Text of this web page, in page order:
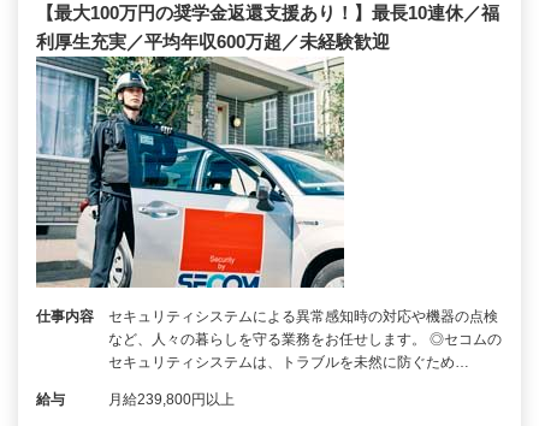
【最大100万円の奨学金返還支援あり！】最長10連休／福
利厚生充実／平均年収600万超／未経験歓迎
仕事内容
セキュリティシステムによる異常感知時の対応や機器の点検
など、人々の暮らしを守る業務をお任せします。 ◎セコムの
セキュリティシステムは、トラブルを未然に防ぐため…
給与 月給239,800円以上